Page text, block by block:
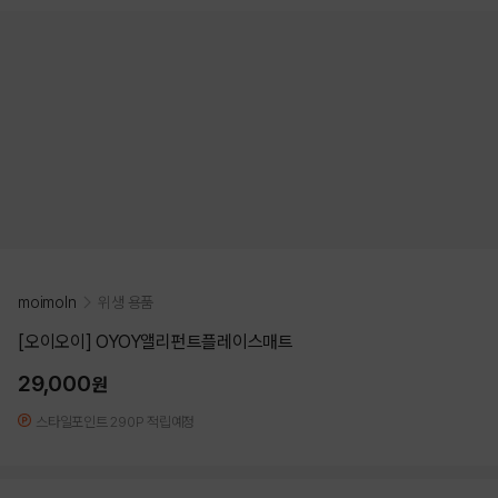
moimoln 위생 용품
[오이오이] OYOY앨리펀트플레이스매트
29,000원
스타일포인트 290P 적립예정